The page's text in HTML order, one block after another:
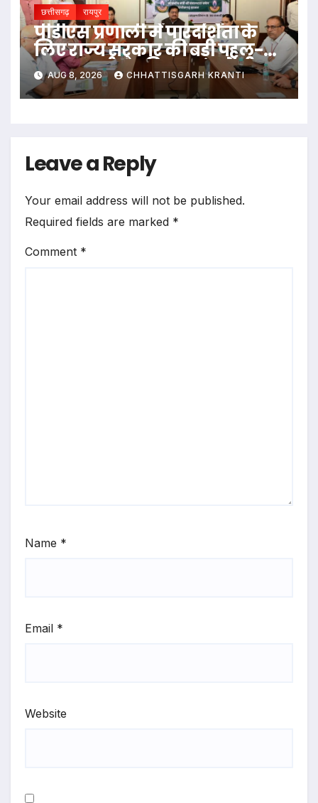
छत्तीसगढ़ रायपुर
पीडीएस प्रणाली में पारदर्शिता के
लिए राज्य सरकार की बड़ी पहल-
रायपुर, दुर्ग और बिलासपुर में तीन
‘अन्नपूर्ति ग्रेन एटीएम‘ का शुभारंभ
AUG 8, 2026 CHHATTISGARH KRANTI
Leave a Reply
Your email address will not be published.
Required fields are marked *
Comment *
Name *
Email *
Website